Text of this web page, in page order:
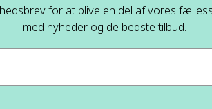
for at blive en del af vores
med nyheder og de bedste tilbud.